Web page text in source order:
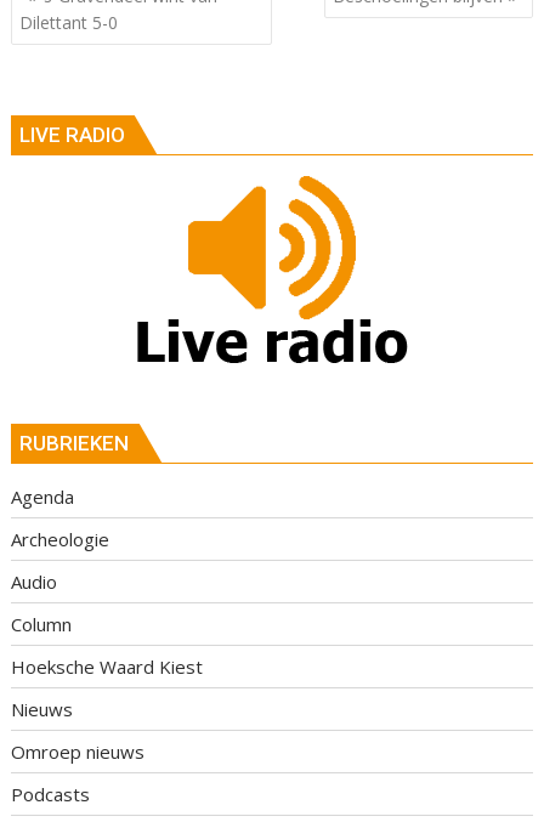
Dilettant 5-0
LIVE RADIO
RUBRIEKEN
Agenda
Archeologie
Audio
Column
Hoeksche Waard Kiest
Nieuws
Omroep nieuws
Podcasts